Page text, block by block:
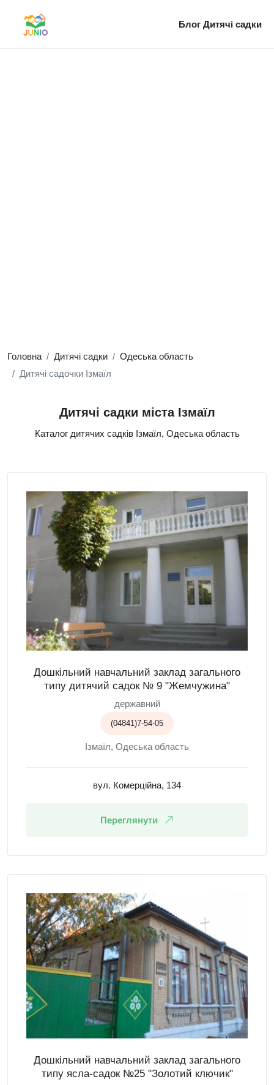
Блог Дитячі садки
Головна Дитячі садки
Одеська область
Дитячі садочки Ізмаїл
Дитячі садки міста Ізмаїл
Каталог дитячих садків Ізмаїл, Одеська область
Дошкільний навчальний заклад загального
типу дитячий садок № 9 "Жемчужина"
державний
(04841)7-54-05
Ізмаїл, Одеська область
вул. Комерційна, 134
Переглянути
Дошкільний навчальний заклад загального
типу ясла-садок №25 "Золотий ключик"